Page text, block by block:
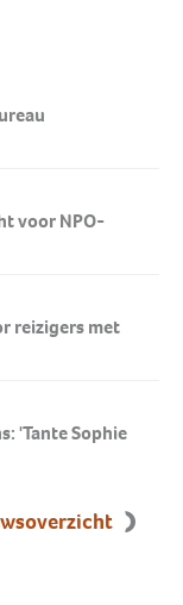
voor NPO-
reizigers met
'Tante Sophie